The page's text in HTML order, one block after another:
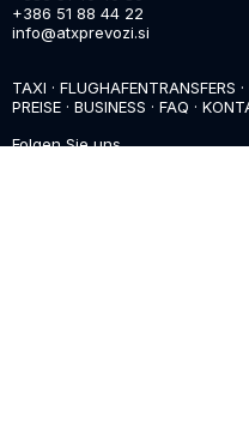
+386 51 88 44 22
info@atxprevozi.si
TAXI · FLUGHAFENTRANSFERS ·
PREISE · BUSINESS · FAQ ·
Folgen Sie uns